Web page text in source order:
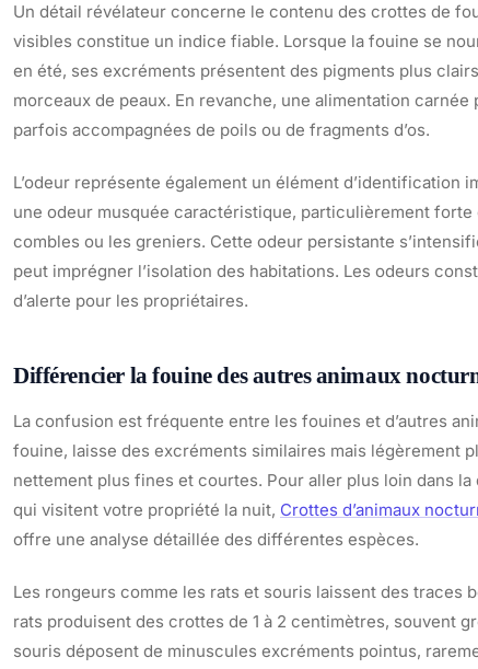
Un détail révélateur concerne le contenu des crottes de
visibles constitue un indice fiable. Lorsque la fouine se
en été, ses excréments présentent des pigments plus
morceaux de peaux. En revanche, une alimentation
parfois accompagnées de poils ou de fragments d’os.
L’odeur représente également un élément d’identification
une odeur musquée caractéristique, particulièrement
combles ou les greniers. Cette odeur persistante
peut imprégner l’isolation des habitations. Les odeurs
d’alerte pour les propriétaires.
Différencier la fouine des autres animaux
La confusion est fréquente entre les fouines et d’autres
fouine, laisse des excréments similaires mais légèrement
nettement plus fines et courtes. Pour aller plus loin dans
qui visitent votre propriété la nuit, Crottes d’animaux
offre une analyse détaillée des différentes espèces.
Les rongeurs comme les rats et souris laissent des traces
rats produisent des crottes de 1 à 2 centimètres, souvent
souris déposent de minuscules excréments pointus,